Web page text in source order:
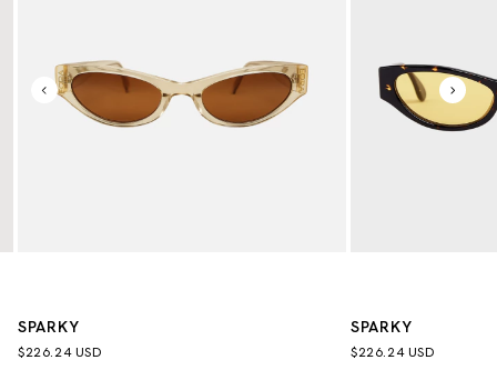
SPARKY
$226.24 USD
SPARKY
$226.24 USD